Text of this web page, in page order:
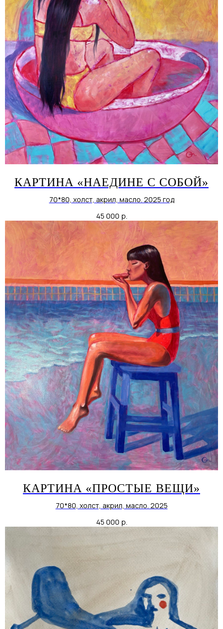
КАРТИНА «НАЕДИНЕ С СОБОЙ»
70*80, холст, акрил, масло. 2025 год
45 000 р.
КАРТИНА «ПРОСТЫЕ ВЕЩИ»
70*80, холст, акрил, масло. 2025
45 000 р.